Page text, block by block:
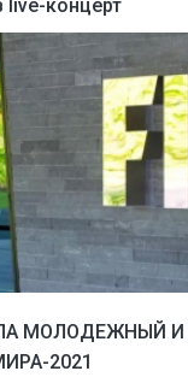
live-концерт
МОЛОДЕЖНЫЙ
2021